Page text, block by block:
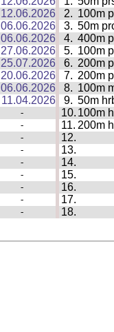
12.06.2026 2. 100m
06.06.2026 3. 50m
06.06.2026 4. 400m
27.06.2026 5. 100m
25.07.2026 6. 200m
20.06.2026 7. 200m
06.06.2026 8. 100m
11.04.2026 9. 50m
- 10. 100m
- 11. 200m
-
12.
-
13.
-
14.
-
15.
-
16.
-
17.
- 18.